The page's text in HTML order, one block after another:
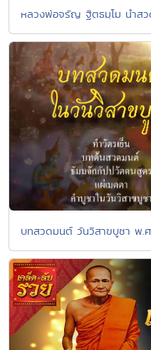
หลวงพ่อจรัญ ฐิตธมฺโม นำสว
บทสวดมนต์ วันวิสาขบูชา พ.